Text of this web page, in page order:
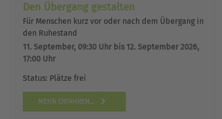
Den Übergang gestalten
Für Menschen kurz vor oder nach dem Übergang in
den Ruhestand
11. September, 09:30 Uhr bis 12. September 2026,
17:00 Uhr
Status: Plätze frei
MEHR ERFAHREN...